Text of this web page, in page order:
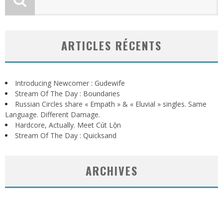
ARTICLES RÉCENTS
Introducing Newcomer : Gudewife
Stream Of The Day : Boundaries
Russian Circles share « Empath » & « Eluvial » singles. Same
Language. Different Damage.
Hardcore, Actually. Meet Cút Lộn
Stream Of The Day : Quicksand
ARCHIVES